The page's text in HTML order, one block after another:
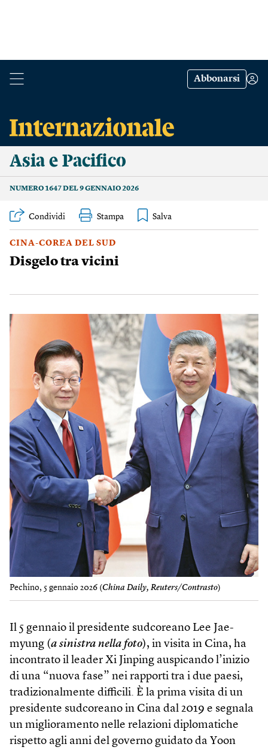
Abbonarsi
Asia e Pacifico
NUMERO 1647 DEL 9 GENNAIO 2026
Condividi Stampa
CINA-COREA DEL SUD
Disgelo tra vicini
Pechino, 5 gennaio 2026 (China Daily, Reuters/Contrasto)
Il 5 gennaio il presidente sudcoreano Lee Jae-
myung (a sinistra nella foto), in visita in Cina, ha
incontrato il leader Xi Jinping auspicando l’inizio
di una “nuova fase” nei rapporti tra i due paesi,
tradizionalmente difficili. È la prima visita di un
presidente sudcoreano in Cina dal 2019 e segnala
un miglioramento nelle relazioni diplomatiche
rispetto agli anni del governo guidato da Yoon